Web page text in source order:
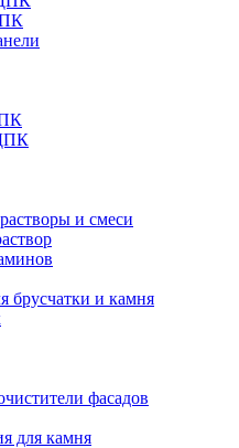
и смеси
брусчатки и камня
фасадов
для камня